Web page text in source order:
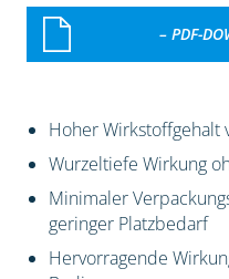
– PDF-
Hoher Wirkstoffgehalt
Wurzeltiefe Wirkung
Minimaler
geringer Platzbedarf
Hervorragende